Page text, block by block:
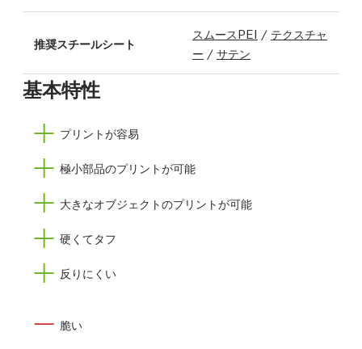
推奨スチールシート
スムースPEI / テクスチャ
ー / サテン
基本特性
プリントが容易
極小部品のプリントが可能
大きなオブジェクトのプリントが可能
硬くてタフ
反りにくい
脆い